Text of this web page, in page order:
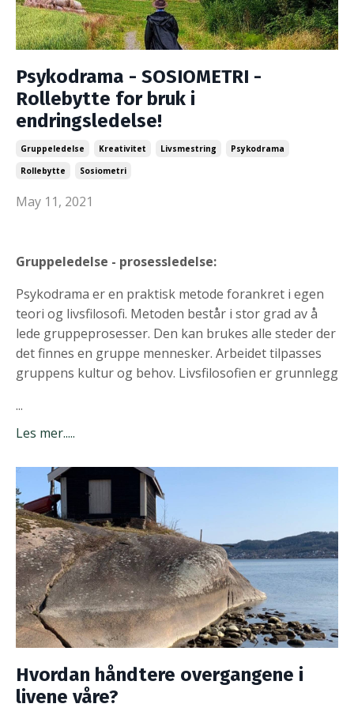
Psykodrama - SOSIOMETRI -
Rollebytte for bruk i
endringsledelse!
Gruppeledelse Kreativitet Livsmestring
Psykodrama
Rollebytte
Sosiometri
May 11, 2021
Gruppeledelse - prosessledelse:
Psykodrama er en praktisk metode forankret i egen
teori og livsfilosofi. Metoden består i stor grad av å
lede gruppeprosesser. Den kan brukes alle steder der
det finnes en gruppe mennesker. Arbeidet tilpasses
gruppens kultur og behov. Livsfilosofien er grunnlegg
...
Les mer.....
Hvordan håndtere overgangene i
livene våre?